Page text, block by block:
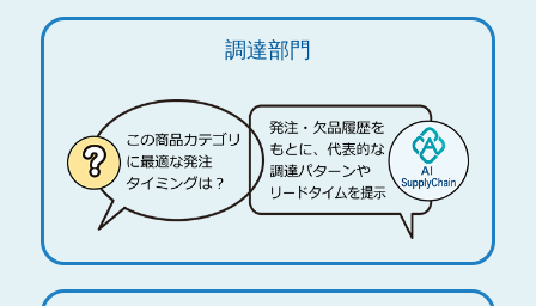
調達部門